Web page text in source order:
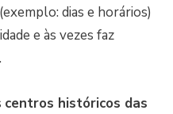
dias e horários)
e às vezes faz
centros históricos das